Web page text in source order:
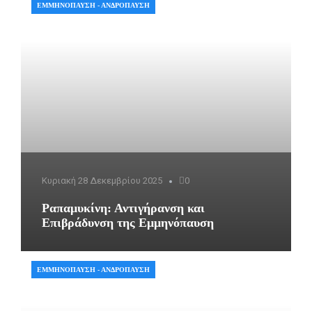
Κυριακή 28 Δεκεμβρίου 2025 0
Ραπαμυκίνη: Αντιγήρανση και
Επιβράδυνση της Εμμηνόπαυση
ΕΜΜΗΝΌΠΑΥΣΗ - ΑΝΔΡΌΠΑΥΣΗ
ΕΜΜΗΝΌΠΑΥΣΗ - ΑΝΔΡΌΠΑΥΣΗ